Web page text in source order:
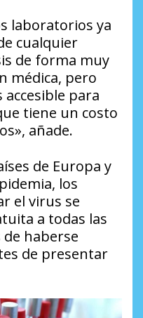
laboratorios ya
cualquier
de forma muy
médica, pero
para
tiene un costo
añade.
de Europa y
los
el virus se
a todas las
haberse
de presentar